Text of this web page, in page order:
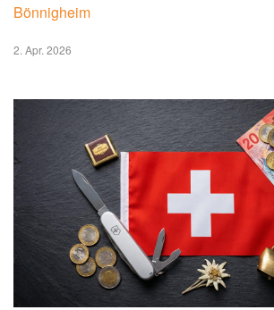
Bönnigheim
2. Apr. 2026